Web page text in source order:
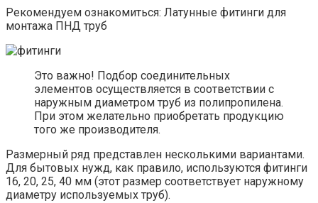
Рекомендуем ознакомиться: Латунные фитинги для
монтажа ПНД труб
Это важно! Подбор соединительных
элементов осуществляется в соответствии с
наружным диаметром труб из полипропилена.
При этом желательно приобретать продукцию
того же производителя.
Размерный ряд представлен несколькими вариантами.
Для бытовых нужд, как правило, используются фитинги
16, 20, 25, 40 мм (этот размер соответствует наружному
диаметру используемых труб).